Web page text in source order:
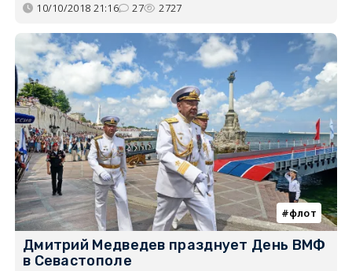
10/10/2018 21:16 27 2727
флот
Дмитрий Медведев празднует День ВМФ
в Севастополе